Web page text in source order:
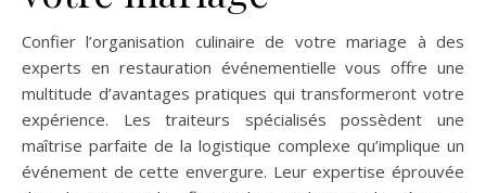
Confier l’organisation culinaire de votre mariage à des
experts en restauration événementielle vous offre une
multitude d’avantages pratiques qui transformeront votre
expérience. Les traiteurs spécialisés possèdent une
maîtrise parfaite de la logistique complexe qu’implique un
événement de cette envergure. Leur expertise éprouvée